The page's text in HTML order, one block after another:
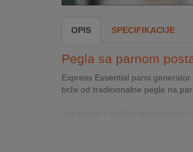
OPIS SPECIFIKACIJE
Pegla sa parnom
Express Essential parni
brže od tradicionalne pegle na
Sve dolazi s velikim spremnikom